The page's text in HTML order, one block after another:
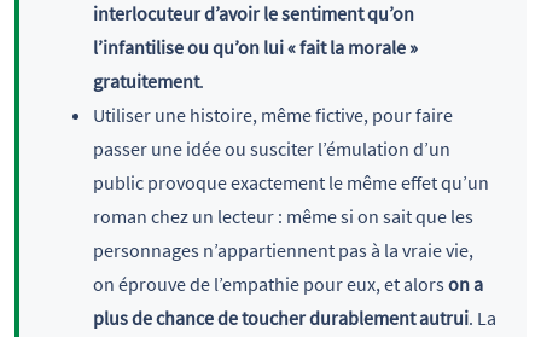
interlocuteur d’avoir le sentiment qu’on
l’infantilise ou qu’on lui « fait la morale »
gratuitement.
Utiliser une histoire, même fictive, pour faire
passer une idée ou susciter l’émulation d’un
public provoque exactement le même effet qu’un
roman chez un lecteur : même si on sait que les
personnages n’appartiennent pas à la vraie vie,
on éprouve de l’empathie pour eux, et alors on a
plus de chance de toucher durablement autrui. La